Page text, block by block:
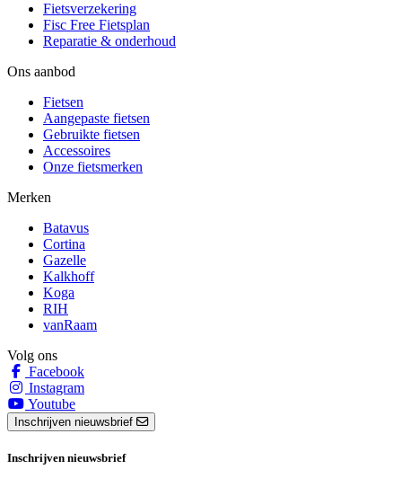
Fietsverzekering
Fisc Free Fietsplan
Reparatie & onderhoud
Ons aanbod
Fietsen
Aangepaste fietsen
Gebruikte fietsen
Accessoires
Onze fietsmerken
Merken
Batavus
Cortina
Gazelle
Kalkhoff
Koga
RIH
vanRaam
Volg ons
Facebook
Instagram
Youtube
Inschrijven nieuwsbrief
Inschrijven nieuwsbrief